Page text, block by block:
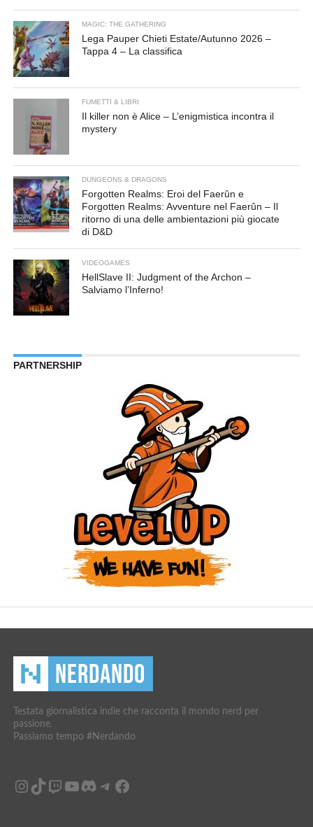
MAGIC: THE GATHERING
Lega Pauper Chieti Estate/Autunno 2026 –
Tappa 4 – La classifica
FUMETTI & LIBRI
Il killer non è Alice – L’enigmistica incontra il
mystery
DUNGEONS & DRAGONS
Forgotten Realms: Eroi del Faerûn e
Forgotten Realms: Avventure nel Faerûn – Il
ritorno di una delle ambientazioni più giocate
di D&D
VIDEOGAMES
HellSlave II: Judgment of the Archon –
Salviamo l’Inferno!
PARTNERSHIP
Testata giornalistica indie che racconta il mondo nerd per
passione.
Passiamo tempo #Nerdando
Instagram
TikTok
Twitch
YouTube
Discord
Telegram
Facebook